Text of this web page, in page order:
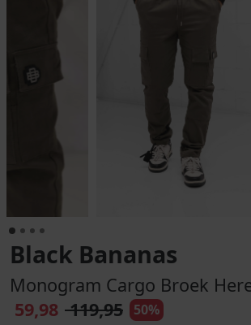
Black Bananas
Monogram Cargo Broek
59,98 119,95 50%